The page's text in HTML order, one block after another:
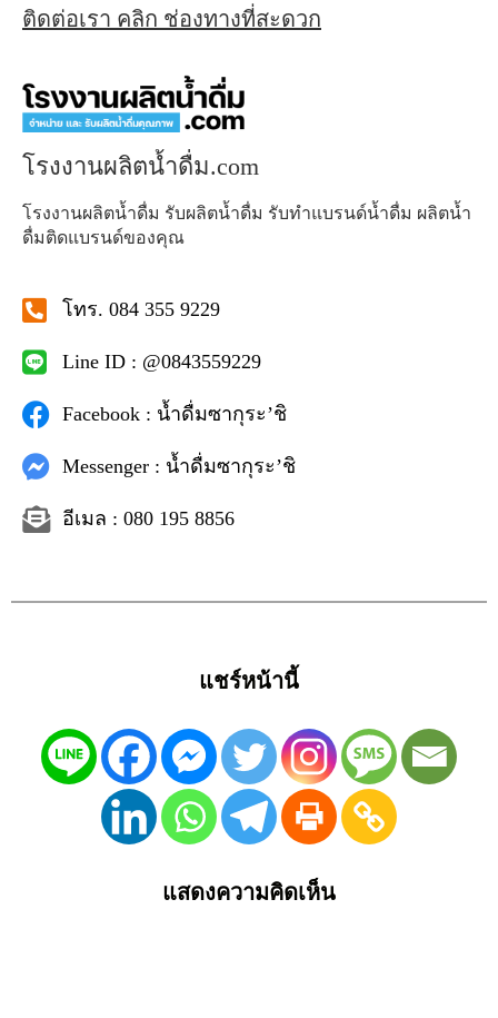
ติดต่อเรา คลิก ช่องทางที่สะดวก
โรงงานผลิตน้ำดื่ม.com
โรงงานผลิตน้ำดื่ม รับผลิตน้ำดื่ม รับทำแบรนด์น้ำดื่ม ผลิตน้ำ
ดื่มติดแบรนด์ของคุณ
โทร. 084 355 9229
Line ID : @0843559229
Facebook : น้ำดื่มซากุระ’ชิ
Messenger : น้ำดื่มซากุระ’ชิ
อีเมล : 080 195 8856
แชร์หน้านี้
แสดงความคิดเห็น